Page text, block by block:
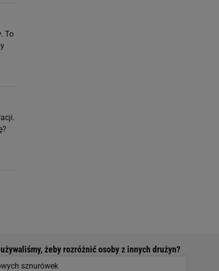
To
żeby rozróżnić osoby z innych drużyn?
sznurówek